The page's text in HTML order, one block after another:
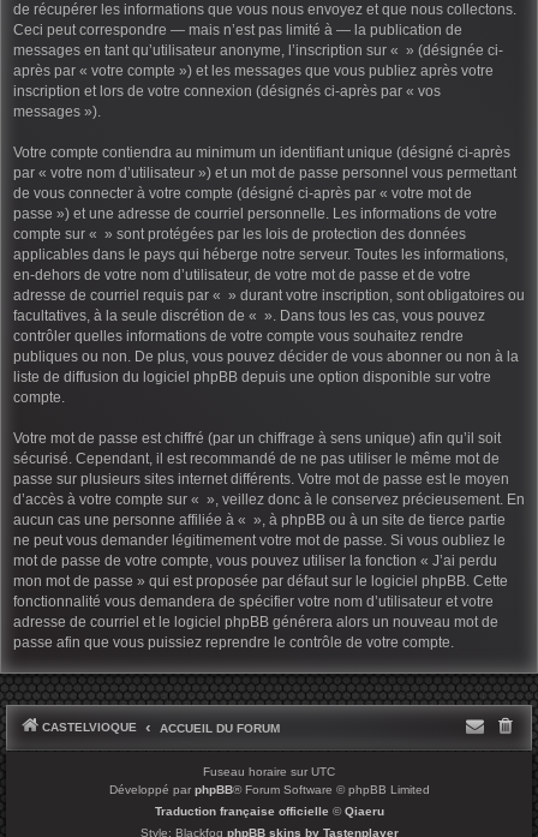
de récupérer les informations que vous nous envoyez et que nous collectons.
Ceci peut correspondre — mais n’est pas limité à — la publication de
messages en tant qu’utilisateur anonyme, l’inscription sur « » (désignée ci-
après par « votre compte ») et les messages que vous publiez après votre
inscription et lors de votre connexion (désignés ci-après par « vos
messages »).
Votre compte contiendra au minimum un identifiant unique (désigné ci-après
par « votre nom d’utilisateur ») et un mot de passe personnel vous permettant
de vous connecter à votre compte (désigné ci-après par « votre mot de
passe ») et une adresse de courriel personnelle. Les informations de votre
compte sur « » sont protégées par les lois de protection des données
applicables dans le pays qui héberge notre serveur. Toutes les informations,
en-dehors de votre nom d’utilisateur, de votre mot de passe et de votre
adresse de courriel requis par « » durant votre inscription, sont obligatoires ou
facultatives, à la seule discrétion de « ». Dans tous les cas, vous pouvez
contrôler quelles informations de votre compte vous souhaitez rendre
publiques ou non. De plus, vous pouvez décider de vous abonner ou non à la
liste de diffusion du logiciel phpBB depuis une option disponible sur votre
compte.
Votre mot de passe est chiffré (par un chiffrage à sens unique) afin qu’il soit
sécurisé. Cependant, il est recommandé de ne pas utiliser le même mot de
passe sur plusieurs sites internet différents. Votre mot de passe est le moyen
d’accès à votre compte sur « », veillez donc à le conservez précieusement. En
aucun cas une personne affiliée à « », à phpBB ou à un site de tierce partie
ne peut vous demander légitimement votre mot de passe. Si vous oubliez le
mot de passe de votre compte, vous pouvez utiliser la fonction « J’ai perdu
mon mot de passe » qui est proposée par défaut sur le logiciel phpBB. Cette
fonctionnalité vous demandera de spécifier votre nom d’utilisateur et votre
adresse de courriel et le logiciel phpBB générera alors un nouveau mot de
passe afin que vous puissiez reprendre le contrôle de votre compte.
CASTELVIOQUE ACCUEIL DU FORUM
Fuseau horaire sur UTC
Développé par phpBB® Forum Software © phpBB Limited
Traduction française officielle ©Qiaeru
Style: Blackfog phpBB skins by Tastenplayer